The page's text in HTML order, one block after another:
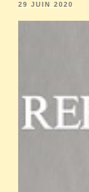
29 JUIN 2020